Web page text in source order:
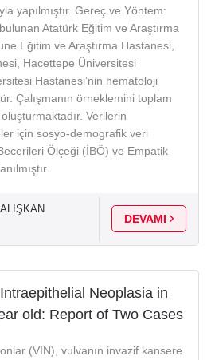
yapılmıştır. Gereç ve Yöntem:
Atatürk Eğitim ve Araştırma
Eğitim ve Araştırma Hastanesi,
Hacettepe Üniversitesi
Hastanesi’nin hematoloji
Çalışmanın örneklemini toplam
Verilerin
için sosyo-demografik veri
Ölçeği (İBÖ) ve Empatik
DEVAMI
Neoplasia in
old: Report of Two Cases
(VIN), vulvanın invazif kansere